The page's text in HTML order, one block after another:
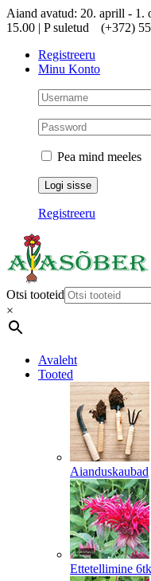
Skip
to
Aiand avatud: 20. aprill - 1.
15.00 | P suletud
(+372)
Registreeru
Minu Konto
Pea mind meeles
Registreeru
Otsi tooteid
×
Avaleht
Tooted
Aianduskaubad
Ettetellimine 6tk